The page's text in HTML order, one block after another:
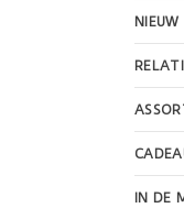
NIEUW
IN DE